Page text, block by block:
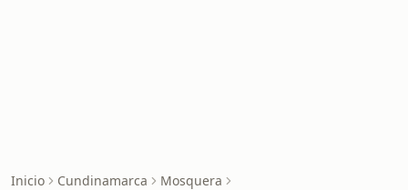
Inicio Cundinamarca
Mosquera